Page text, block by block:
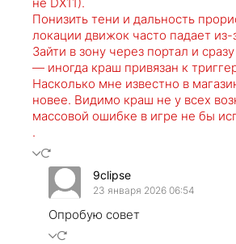
Понизить тени и дальность
локации движок часто падает из-
Зайти в зону через портал и
— иногда краш привязан к
Насколько мне известно в
новее. Видимо краш не у всех
массовой ошибке в игре не бы
.
9clipse
23 января 2026 06:54
Опробую совет